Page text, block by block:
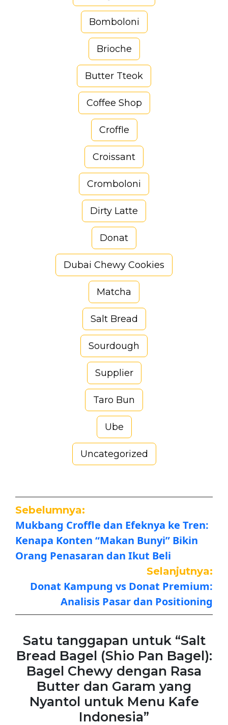
Bomboloni
Brioche
Butter Tteok
Coffee Shop
Croffle
Croissant
Cromboloni
Dirty Latte
Donat
Dubai Chewy Cookies
Matcha
Salt Bread
Sourdough
Supplier
Taro Bun
Ube
Uncategorized
Sebelumnya:
Mukbang Croffle dan Efeknya ke Tren:
Kenapa Konten “Makan Bunyi” Bikin
Orang Penasaran dan Ikut Beli
Selanjutnya:
Donat Kampung vs Donat Premium:
Analisis Pasar dan Positioning
Satu tanggapan untuk “Salt
Bread Bagel (Shio Pan Bagel):
Bagel Chewy dengan Rasa
Butter dan Garam yang
Nyantol untuk Menu Kafe
Indonesia”